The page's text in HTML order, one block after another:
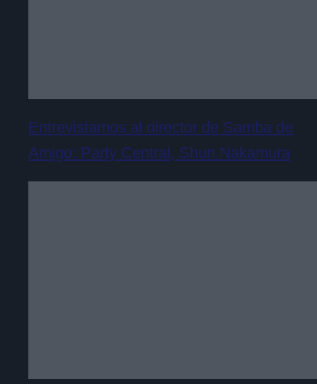
Entrevistamos al director de Samba de
Amigo: Party Central, Shun Nakamura